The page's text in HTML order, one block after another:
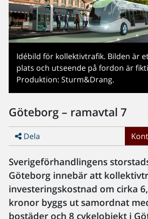
Idébild för kollektivtrafik. Bilden är
plats och utseende på fordon är
Produktion: Sturm&Drang.
Göteborg – ramavtal 7
Dela
Sverigeförhandlingens
Göteborg innebär att
investeringskostnad om cirka
kronor byggs ut samordnat
bostäder och 8 cykelobjekt i